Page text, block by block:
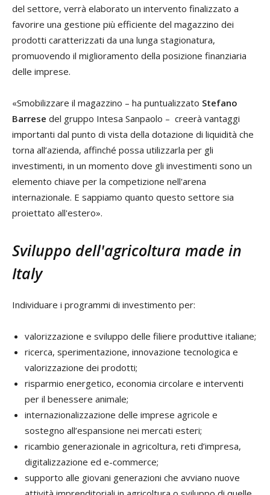
del settore, verrà elaborato un intervento finalizzato a
favorire una gestione più efficiente del magazzino dei
prodotti caratterizzati da una lunga stagionatura,
promuovendo il miglioramento della posizione finanziaria
delle imprese.
«Smobilizzare il magazzino – ha puntualizzato Stefano
Barrese del gruppo Intesa Sanpaolo – creerà vantaggi
importanti dal punto di vista della dotazione di liquidità che
torna all’azienda, affinché possa utilizzarla per gli
investimenti, in un momento dove gli investimenti sono un
elemento chiave per la competizione nell'arena
internazionale. E sappiamo quanto questo settore sia
proiettato all'estero».
Sviluppo dell'agricoltura made in
Italy
Individuare i programmi di investimento per:
valorizzazione e sviluppo delle filiere produttive italiane;
ricerca, sperimentazione, innovazione tecnologica e
valorizzazione dei prodotti;
risparmio energetico, economia circolare e interventi
per il benessere animale;
internazionalizzazione delle imprese agricole e
sostegno all’espansione nei mercati esteri;
ricambio generazionale in agricoltura, reti d’impresa,
digitalizzazione ed e-commerce;
supporto alle giovani generazioni che avviano nuove